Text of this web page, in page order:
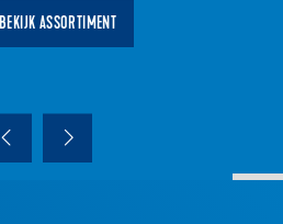
BEKIJK ASSORTIMENT